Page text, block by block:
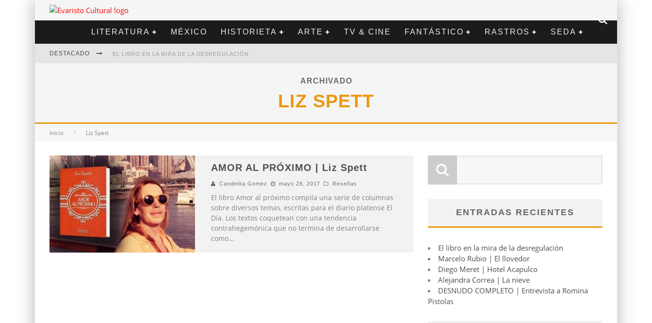
LITERATURA MÉXICO HISTORIETA ARTE TV & CINE FANTÁSTICO RASTROS SEDA
DESTACADO EL LIBRO EN LA MIRA DE LA DESREGULACIÓN
ARCHIVADO
LIZ SPETT
Inicio Liz Spett
AMOR AL PRÓXIMO | Liz Spett
Candelita Gomez mayo 28, 2017 Reseñas
El libro Amor al próximo compila una serie de columnas
sobre diversos temas, escritas para el diario platense El
Día. Los textos coquetean con una tendencia
contrahegemónica que no termina de desarrollarse
como...
ENTRADAS RECIENTES
El libro en la mira de la desregulación
Marcelo Rubio | El llovedor
Diego Meret | Hotel Acapulco
Alejandra Correa | La nieve
DESNUDO COMPLETO | Entrevista a Romina
Pistolas